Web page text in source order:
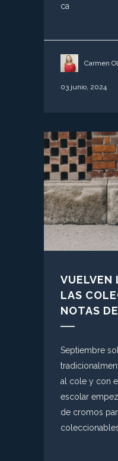
ca
Carmen
03 junio, 2024
VUELVEN
LAS
NOTAS
Septiembre
al cole y con
escolar
de cromos